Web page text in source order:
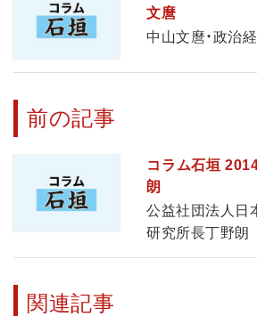
文麿
中山文麿・政治
前の記事
コラム石垣
朗
公益社団法人日
研究所長丁野朗
関連記事